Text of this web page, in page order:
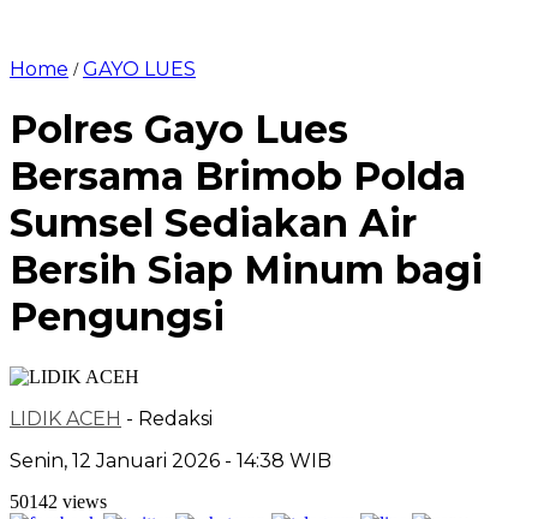
Home /GAYO LUES
Polres Gayo Lues
Bersama Brimob Polda
Sumsel Sediakan Air
Bersih Siap Minum bagi
Pengungsi
LIDIK ACEH - Redaksi
Senin, 12 Januari 2026 - 14:38 WIB
50142 views